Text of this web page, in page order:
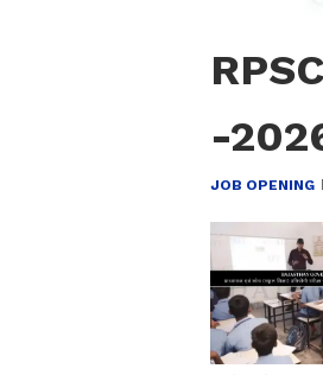
-2026
JOB OPENING